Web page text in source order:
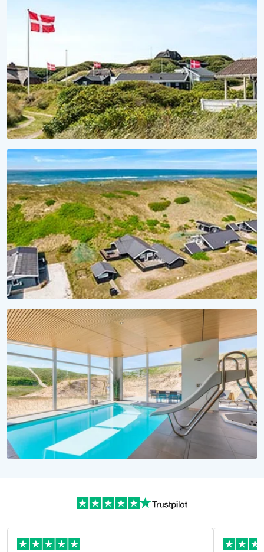
Ferienhaus 2028 reservieren
Unverbindlich reservieren, unvergesslich erleben
SAISON 2027
Für Meer Urlaubsvorfreude
Lieblingsferienhaus 2027 sichern!
KLEINER PREIS, MEER ERLEBEN
Urlaub unter 1000 Euro
Günstige Ferienhäuser jetzt buchen!
Alle Ferienhäuser mit Pool hier!